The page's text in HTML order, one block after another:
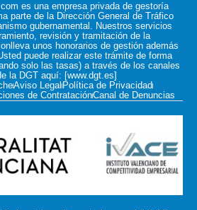
es una empresa privada de gestoría
parte de la Dirección General de Tráfico
gubernamental. Nuestros servicios
revisión y tramitación de la
unos honorarios de gestión además
puede realizar este trámite de forma
solo las tasas) a través de los canales
la DGT aquí: [www.dgt.es]
Aviso Legal Política de Privacidad
de ContrataciónCanal de Denuncias